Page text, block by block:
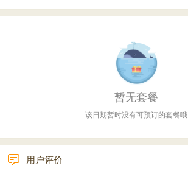
暂无套餐
该日期暂时没有可预订的套餐哦
用户评价